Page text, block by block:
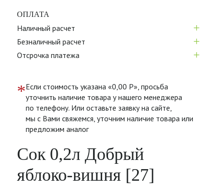
Сок 0,2л Добрый
яблоко-вишня [27]
ОПЛАТА
Наличный расчет +
Безналичный расчет +
Отсрочка платежа +
*Если стоимость указана «0,00 Р», просьба
уточнить наличие товара у нашего менеджера
по телефону. Или оставьте заявку на сайте,
мы с Вами свяжемся, уточним наличие товара или
предложим аналог